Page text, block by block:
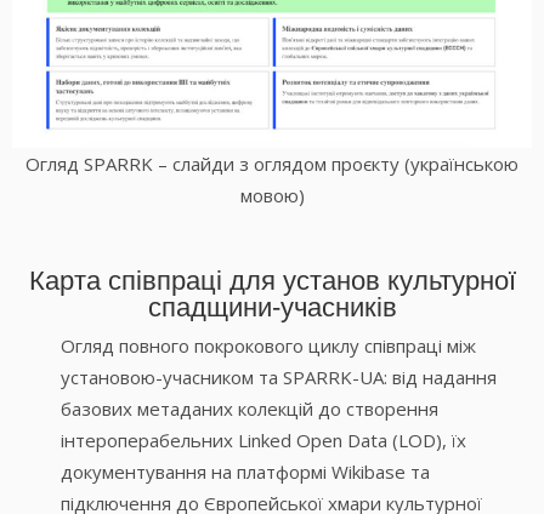
Огляд SPARRK – слайди з оглядом проєкту (українською
мовою)
Карта співпраці для установ культурної
спадщини-учасників
Огляд повного покрокового циклу співпраці між
установою-учасником та SPARRK-UA: від надання
базових метаданих колекцій до створення
інтероперабельних Linked Open Data (LOD), їх
документування на платформі Wikibase та
підключення до Європейської хмари культурної